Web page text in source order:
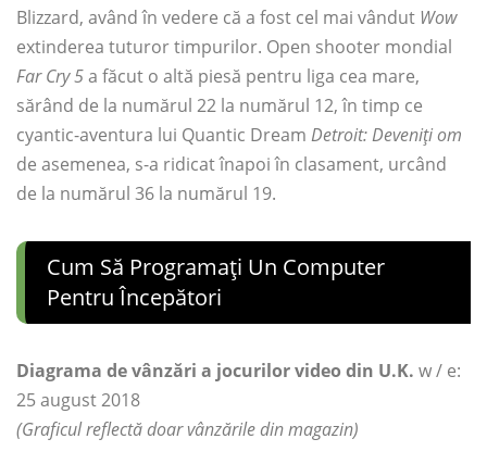
Blizzard, având în vedere că a fost cel mai vândut Wow
extinderea tuturor timpurilor. Open shooter mondial
Far Cry 5a făcut o altă piesă pentru liga cea mare,
sărând de la numărul 22 la numărul 12, în timp ce
cyantic-aventura lui Quantic Dream Detroit: Deveniți om
de asemenea, s-a ridicat înapoi în clasament, urcând
de la numărul 36 la numărul 19.
Cum Să Programați Un Computer
Pentru Începători
Diagrama de vânzări a jocurilor video din U.K. w / e:
25 august 2018
(Graficul reflectă doar vânzările din magazin)